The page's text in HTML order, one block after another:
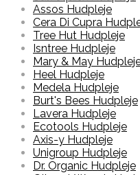
Assos Hudpleje
Cera Di Cupra
Tree Hut Hudpleje
Isntree Hudpleje
Mary & May
Heel Hudpleje
Medela Hudpleje
Burt's Bees Hudpleje
Lavera Hudpleje
Ecotools Hudpleje
Axis-y Hudpleje
Unigroup Hudpleje
Dr. Organic Hudpleje